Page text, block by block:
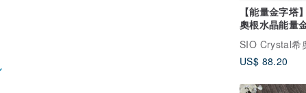
【能量金字塔
奧根水晶能量
二款可選)
SIO Crystal希
US$ 88.20